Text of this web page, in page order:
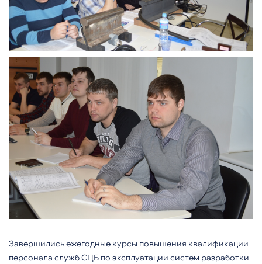
Завершились ежегодные курсы повышения квалификации
персонала служб СЦБ по эксплуатации систем разработки